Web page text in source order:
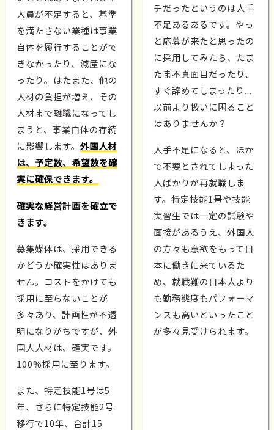
人員が不足すると、基準
を満たさない業種は事業
自体を履行することがで
きなかったり、減産にな
ったり。はたまた、他の
人材の負担が増え、その
人材まで離職になってし
まうと、事業自体の存続
に影響します。 外国人材
は、予定数、希望数を確
実に確保できます。
確実な経営計画を確立で
きます。
募集媒体は、採用できる
かどうか確実性はありま
せん。コストをかけても
採用に至らないことが
多々あり、計画性が不透
明になりがちですが、外
国人人材は、確実です。
100%採用に至ります。
また、特定技能1号は5
年、さらに特定技能2号
移行で10年、合計15
チだったというのは人手
不足あるあるです。やっ
と応募が来たと思ったの
に採用してみたら、たま
たま不真面目だったり、
すぐ辞めてしまったり...
以前より扱いに困ること
はありませんか？
人手不足になると、ほか
で不要とされてしまった
人ばかりが再就職しま
す。特定技能1号や技能
実習生では一定の試験や
面接があるうえ、外国人
の方々も意欲をもって日
本に働きに来ているた
め、就職難の日本人より
も勤務態度もパフォーマ
ンスも高いといったこと
が多々見受けられます。